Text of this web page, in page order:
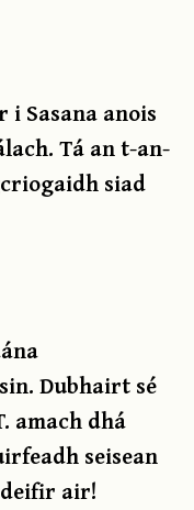
i Sasana anois
Tá an t-an-
siad
Dubhairt sé
amach dhá
seisean
air!